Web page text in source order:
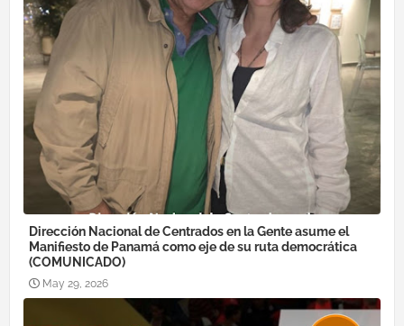
Dirección Nacional de Centrados en la Gente asume el
Manifiesto de Panamá como eje de su ruta democrática
(COMUNICADO)
May 29, 2026